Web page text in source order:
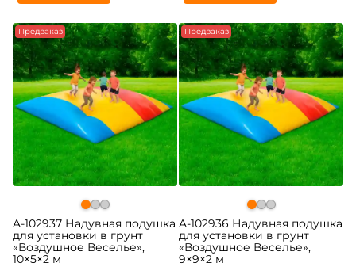
Предзаказ
A-102937 Надувная подушка
для установки в грунт
«Воздушное Веселье»,
10×5×2 м
Предзаказ
A-102936 Надувная подушка
для установки в грунт
«Воздушное Веселье»,
9×9×2 м